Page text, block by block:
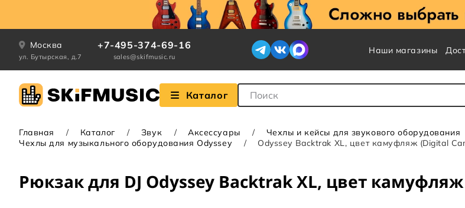
Москва
ул. Бутырская, д.7
+7-495-374-69-16
sales@skifmusic.ru
Наши магазины
Каталог Поле для Поиска
Главная Каталог Звук Аксессуары Чехлы и кейсы для звукового оборудования
Чехлы для музыкального оборудования Odyssey
Odyssey Backtrak XL, цвет камуфляж (Digital
Рюкзак для DJ Odyssey Backtrak XL, цвет